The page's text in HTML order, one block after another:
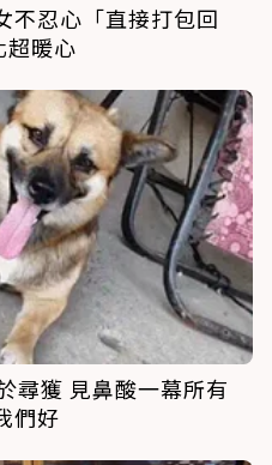
不忍心「直接打包回
超暖心
尋獲 見鼻酸一幕所有
們好